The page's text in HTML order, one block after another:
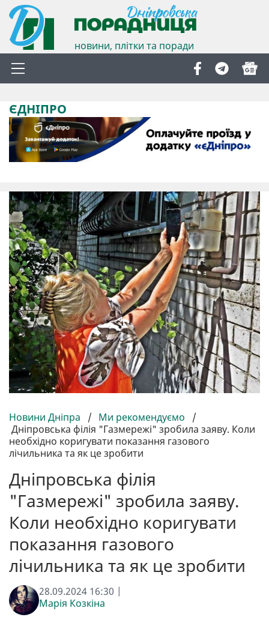
новини, плітки та поради
ЄДНІПРО
Новини Дніпра / Ми рекомендуємо
/
Дніпровська філія "Газмережі" зробила заяву. Коли
необхідно коригувати показання газового
лічильника та як це зробити
Дніпровська філія
"Газмережі" зробила заяву.
Коли необхідно коригувати
показання газового
лічильника та як це зробити
28.09.2024 16:30 |
Марія Козкіна